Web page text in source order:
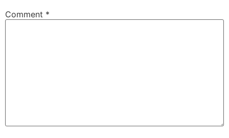
Comment *